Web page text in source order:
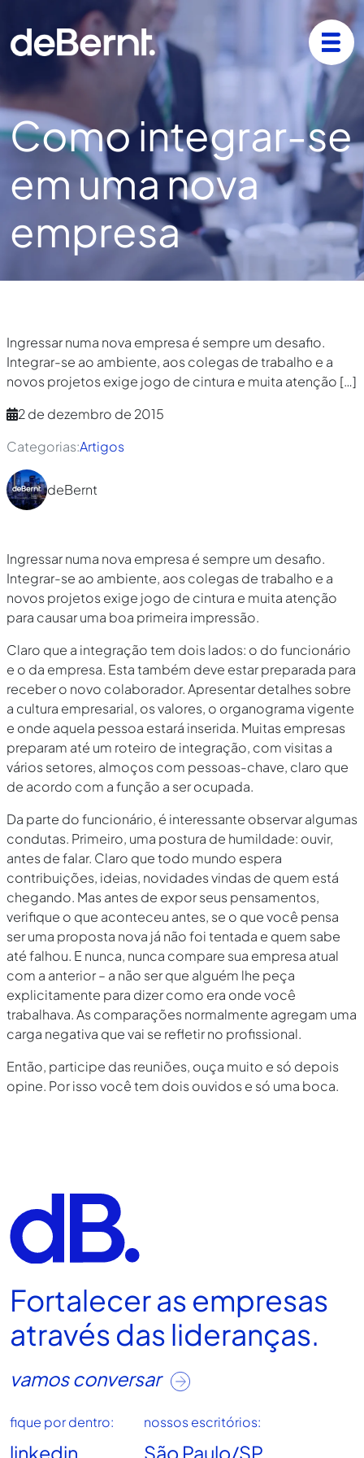
Como integrar-se
em uma nova
empresa
Ingressar numa nova empresa é sempre um desafio.
Integrar-se ao ambiente, aos colegas de trabalho e a
novos projetos exige jogo de cintura e muita atenção […]
2 de dezembro de 2015
Categorias:Artigos
deBernt
Ingressar numa nova empresa é sempre um desafio.
Integrar-se ao ambiente, aos colegas de trabalho e a
novos projetos exige jogo de cintura e muita atenção
para causar uma boa primeira impressão.
Claro que a integração tem dois lados: o do funcionário
e o da empresa. Esta também deve estar preparada para
receber o novo colaborador. Apresentar detalhes sobre
a cultura empresarial, os valores, o organograma vigente
e onde aquela pessoa estará inserida. Muitas empresas
preparam até um roteiro de integração, com visitas a
vários setores, almoços com pessoas-chave, claro que
de acordo com a função a ser ocupada.
Da parte do funcionário, é interessante observar algumas
condutas. Primeiro, uma postura de humildade: ouvir,
antes de falar. Claro que todo mundo espera
contribuições, ideias, novidades vindas de quem está
chegando. Mas antes de expor seus pensamentos,
verifique o que aconteceu antes, se o que você pensa
ser uma proposta nova já não foi tentada e quem sabe
até falhou. E nunca, nunca compare sua empresa atual
com a anterior – a não ser que alguém lhe peça
explicitamente para dizer como era onde você
trabalhava. As comparações normalmente agregam uma
carga negativa que vai se refletir no profissional.
Então, participe das reuniões, ouça muito e só depois
opine. Por isso você tem dois ouvidos e só uma boca.
Fortalecer as empresas
através das lideranças.
vamos conversar
fique por dentro:
linkedin
nossos escritórios:
São Paulo/SP